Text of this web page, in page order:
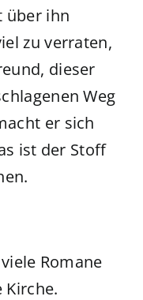
über ihn
zu verraten,
dieser
Weg
er sich
ist der Stoff
Romane
Kirche.